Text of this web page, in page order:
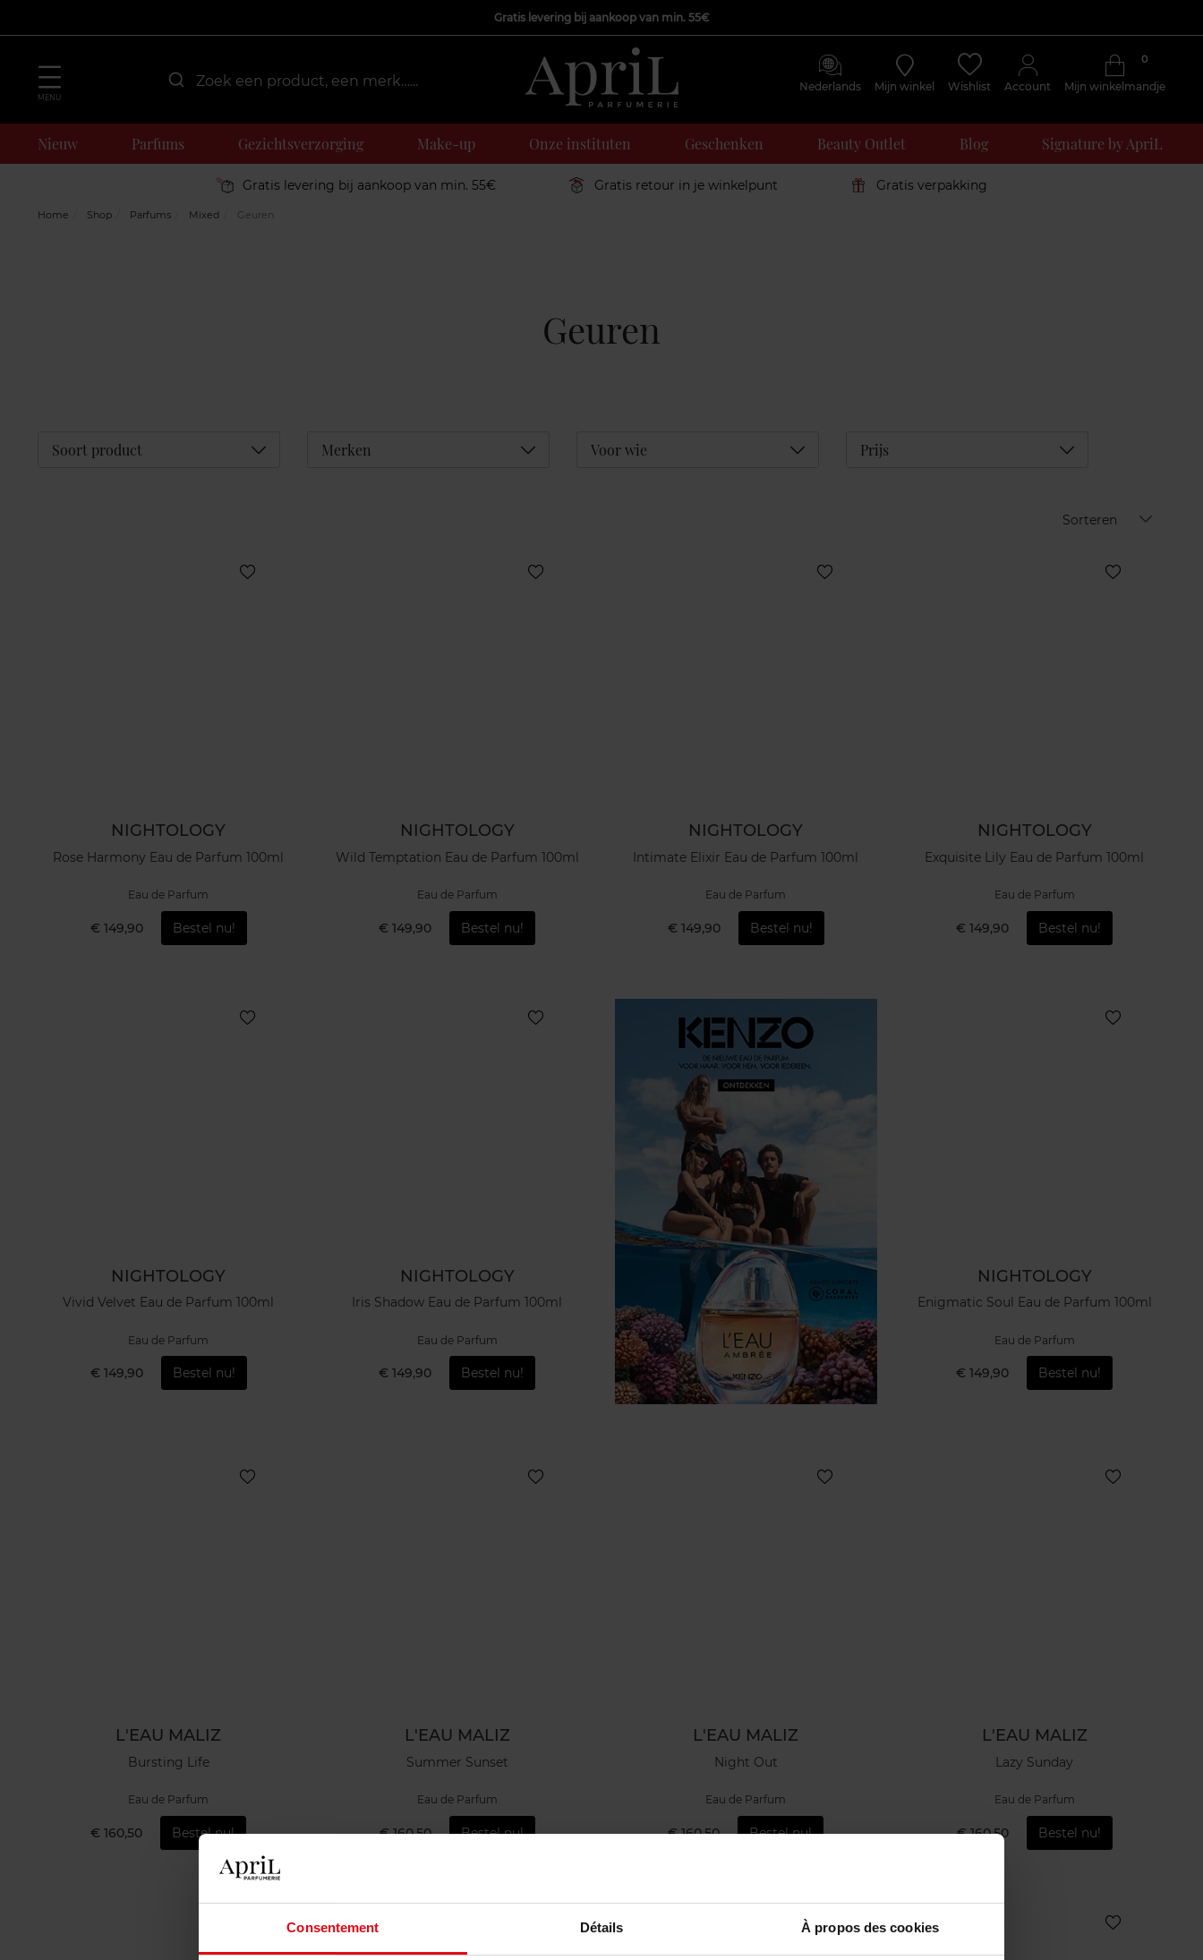
Consentement Détails À propos des cookies
Gratis levering bij aankoop van min. 55€
MENU
Nederlands Mijn winkel Wishlist Account Mijn winkelmandje
0
Nieuw Parfums Gezichtsverzorging Make-up Onze instituten Geschenken Beauty Outlet Blog Signature by ApriL
Gratis levering bij aankoop van min. 55€ Gratis retour in je winkelpunt Gratis verpakking
Home Shop Parfums Mixed Geuren
Geuren
Soort product Déplier Merken Déplier Voor wie Déplier Prijs Déplier
Sorteren
NIGHTOLOGY
Rose Harmony Eau de Parfum 100ml
Eau de Parfum
€ 149,90 Bestel nu!
NIGHTOLOGY
Wild Temptation Eau de Parfum 100ml
Eau de Parfum
€ 149,90 Bestel nu!
NIGHTOLOGY
Intimate Elixir Eau de Parfum 100ml
Eau de Parfum
€ 149,90 Bestel nu!
NIGHTOLOGY
Exquisite Lily Eau de Parfum 100ml
Eau de Parfum
€ 149,90 Bestel nu!
NIGHTOLOGY
Vivid Velvet Eau de Parfum 100ml
Eau de Parfum
€ 149,90 Bestel nu!
NIGHTOLOGY
Iris Shadow Eau de Parfum 100ml
Eau de Parfum
€ 149,90 Bestel nu!
NIGHTOLOGY
Enigmatic Soul Eau de Parfum 100ml
Eau de Parfum
€ 149,90 Bestel nu!
L'EAU MALIZ
Bursting Life
Eau de Parfum
€ 160,50 Bestel nu!
L'EAU MALIZ
Summer Sunset
Eau de Parfum
€ 160,50 Bestel nu!
L'EAU MALIZ
Night Out
Eau de Parfum
€ 160,50 Bestel nu!
L'EAU MALIZ
Lazy Sunday
Eau de Parfum
€ 160,50 Bestel nu!